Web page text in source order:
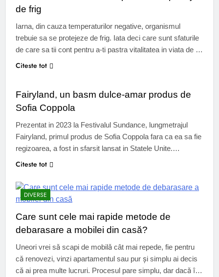
de frig
Iarna, din cauza temperaturilor negative, organismul
trebuie sa se protejeze de frig. Iata deci care sunt sfaturile
de care sa tii cont pentru a-ti pastra vitalitatea in viata de zi
cu zi in ciuda frigului de afara. Corpul nostru detine unele
Citeste tot
Fairyland, un basm dulce-amar produs de
Sofia Coppola
Prezentat in 2023 la Festivalul Sundance, lungmetrajul
Fairyland, primul produs de Sofia Coppola fara ca ea sa fie
regizoarea, a fost in sfarsit lansat in Statele Unite.
Fairyland, un basm dulce-amar produs de Sofia Coppola In
productie cofondate de tatal sau, American Zoetrope, a
achizitionat drepturile de adaptare…
Citeste tot
DIVERSE
Care sunt cele mai rapide metode de
debarasare a mobilei din casă?
Uneori vrei să scapi de mobilă cât mai repede, fie pentru
că renovezi, vinzi apartamentul sau pur și simplu ai decis
că ai prea multe lucruri. Procesul pare simplu, dar dacă îl